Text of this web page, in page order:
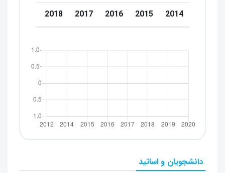
2014
2015
2016
2017
2018
دانشجویان و اساتید